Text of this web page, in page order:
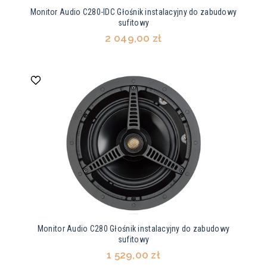
Monitor Audio C280-IDC Głośnik instalacyjny do zabudowy
sufitowy
2 049,00 zł
Monitor Audio C280 Głośnik instalacyjny do zabudowy
sufitowy
1 529,00 zł